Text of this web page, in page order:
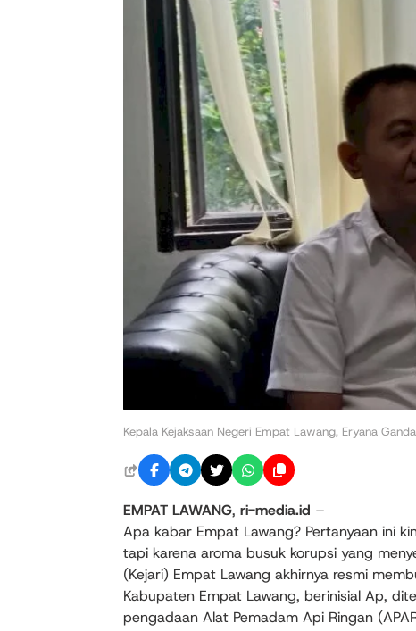
Kepala Kejaksaan Negeri Empat Lawang, Eryana
EMPAT LAWANG, ri-media.id –
Apa kabar Empat Lawang? Pertanyaan ini
tapi karena aroma busuk korupsi yang
(Kejari) Empat Lawang akhirnya resmi
Kabupaten Empat Lawang, berinisial Ap,
pengadaan Alat Pemadam Api Ringan